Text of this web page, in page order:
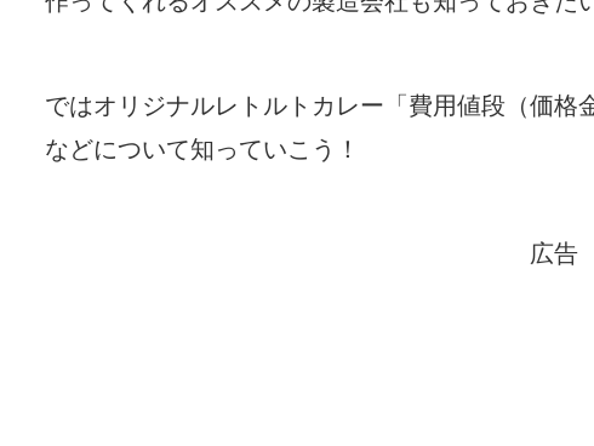
ではオリジナルレトルトカレー「費用値段（価格
などについて知っていこう！
広告